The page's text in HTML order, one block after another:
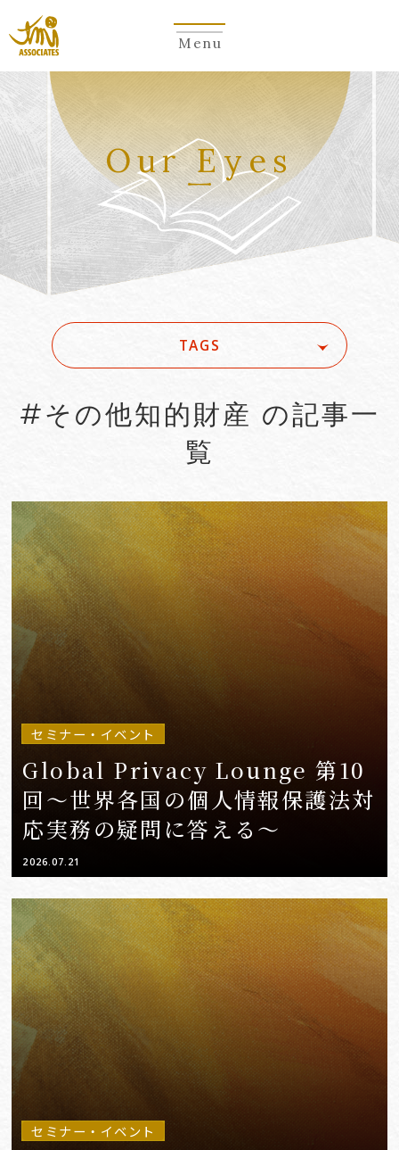
Menu
Our Eyes
TAGS
#Account seizure
#ACRA
#Agentic AI
#Agreements
#AI
#AI Governance
#AI/IoT
VIEW MORE
#その他知的財産 の記事一
覧
セミナー・イベント
Global Privacy Lounge 第10
回～世界各国の個人情報保護法対
応実務の疑問に答える～
2026.07.21
セミナー・イベント